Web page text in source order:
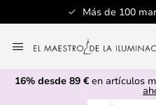
Más de 100
al
contenido
16% desde 89 € en artículos